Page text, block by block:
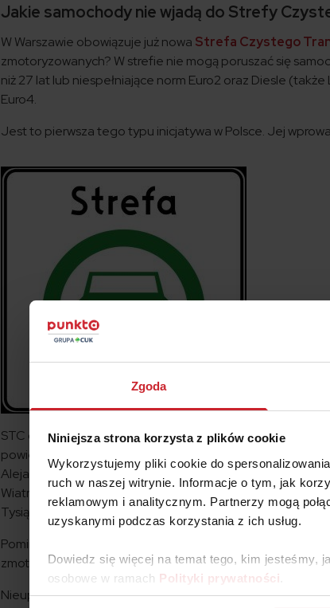
Zgoda
Niniejsza strona korzysta z plików cookie
Wykorzystujemy pliki cookie do
ruch w naszej witrynie. Informacje o tym, jak
reklamowym i analitycznym. Partnerzy mogą
uzyskanymi podczas korzystania z ich usług.
Dowiedz się więcej na temat tego, kim jesteśmy,
osobowe w ramach Polityki prywatności
Jakie samochody nie wjadą do Strefy
W Warszawie obowiązuje już nowa Strefa Czystego
zmotoryzowanych? W strefie nie mogą poruszać się
niż 27 lat lub niespełniające norm Euro2 oraz Diesle
Euro4.
Jest to pierwsza tego typu inicjatywa w Polsce. Jej
STC obejmuje większość Śródmieścia oraz fragmenty
powierzchni stolicy. Jej granice wyznaczają główne
Aleja Prymasa Tysiąclecia, Aleje Jerozolimskie, Trasa
Wiatraczna, a następnie tory kolejowe wzdłuż północnej
Tysiąclecia.
Pamiętaj, że ulice graniczne znajdują się
Pomimo rygorystycznych przepisów, władze Warszawy
zmotoryzowanych mieszkańców.
Nieuprawnionym kierowcom za wjazd do SCT grozi